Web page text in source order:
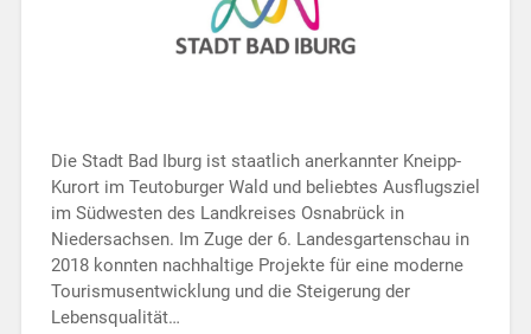
Die Stadt Bad Iburg ist staatlich anerkannter Kneipp-
Kurort im Teutoburger Wald und beliebtes Ausflugsziel
im Südwesten des Landkreises Osnabrück in
Niedersachsen. Im Zuge der 6. Landesgartenschau in
2018 konnten nachhaltige Projekte für eine moderne
Tourismusentwicklung und die Steigerung der
Lebensqualität…